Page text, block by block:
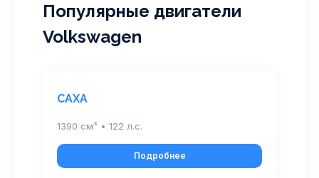
Популярные двигатели
Volkswagen
CAXA
1390 см³ • 122 л.с.
Подробнее